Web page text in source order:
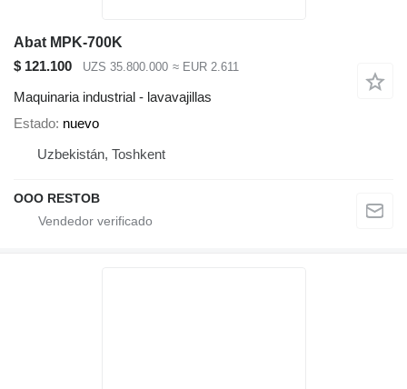
Abat MPK-700K
$ 121.100
UZS 35.800.000 ≈ EUR 2.611
Maquinaria industrial - lavavajillas
Estado nuevo
Uzbekistán, Toshkent
OOO RESTOB